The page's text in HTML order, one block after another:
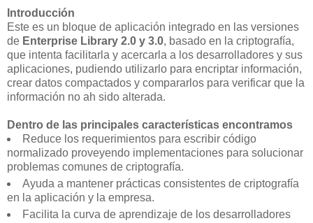
Introducción
Este es un bloque de aplicación integrado en las versiones
de Enterprise Library 2.0 y 3.0, basado en la criptografía,
que intenta facilitarla y acercarla a los desarrolladores y sus
aplicaciones, pudiendo utilizarlo para encriptar información,
crear datos compactados y compararlos para verificar que la
información no ah sido alterada.
Dentro de las principales características encontramos
Reduce los requerimientos para escribir código
normalizado proveyendo implementaciones para solucionar
problemas comunes de criptografía.
Ayuda a mantener prácticas consistentes de criptografía
en la aplicación y la empresa.
Facilita la curva de aprendizaje de los desarrolladores